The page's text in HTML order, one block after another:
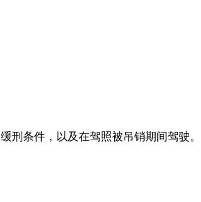
缓刑条件，以及在驾照被吊销期间驾驶。